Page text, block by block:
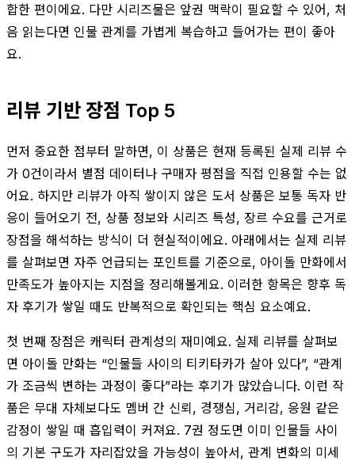
합한 편이에요. 다만 시리즈물은 앞권 맥락이 필요할 수 있어, 처
음 읽는다면 인물 관계를 가볍게 복습하고 들어가는 편이 좋아
요.
리뷰 기반 장점 Top 5
먼저 중요한 점부터 말하면, 이 상품은 현재 등록된 실제 리뷰 수
가 0건이라서 별점 데이터나 구매자 평점을 직접 인용할 수는 없
어요. 하지만 리뷰가 아직 쌓이지 않은 도서 상품은 보통 독자 반
응이 들어오기 전, 상품 정보와 시리즈 특성, 장르 수요를 근거로
장점을 해석하는 방식이 더 현실적이에요. 아래에서는 실제 리뷰
를 살펴보면 자주 언급되는 포인트를 기준으로, 아이돌 만화에서
만족도가 높아지는 지점을 정리해볼게요. 이러한 항목은 향후 독
자 후기가 쌓일 때도 반복적으로 확인되는 핵심 요소예요.
첫 번째 장점은 캐릭터 관계성의 재미예요. 실제 리뷰를 살펴보
면 아이돌 만화는 “인물들 사이의 티키타카가 살아 있다”, “관계
가 조금씩 변하는 과정이 좋다”라는 후기가 많았습니다. 이런 작
품은 무대 자체보다도 멤버 간 신뢰, 경쟁심, 거리감, 응원 같은
감정이 쌓일 때 흡입력이 커져요. 7권 정도면 이미 인물들 사이
의 기본 구도가 자리잡았을 가능성이 높아서, 관계 변화의 미세